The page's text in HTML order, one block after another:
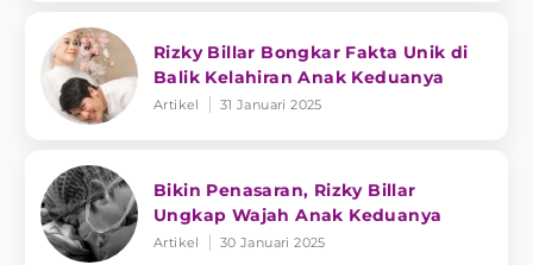
Rizky Billar Bongkar Fakta Unik di
Balik Kelahiran Anak Keduanya
Artikel 31 Januari 2025
Bikin Penasaran, Rizky Billar
Ungkap Wajah Anak Keduanya
Artikel 30 Januari 2025